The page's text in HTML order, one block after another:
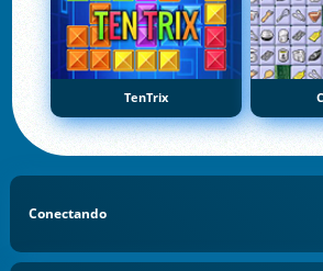
TenTrix
Conectando